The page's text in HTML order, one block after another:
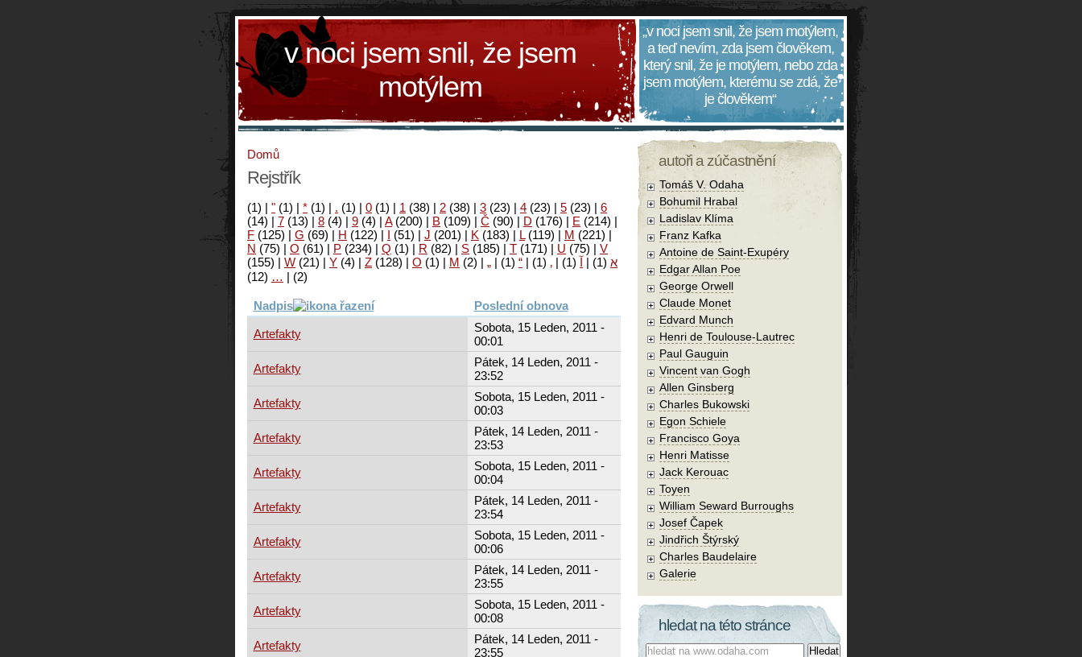
v noci jsem snil, že jsem
motýlem
„v noci jsem snil, že jsem motýlem,
a teď nevím, zda jsem člověkem,
který snil, že je motýlem, nebo zda
jsem motýlem, kterému se zdá, že
je člověkem“
Domů
Rejstřík
(1) | " (1) | * (1) | . (1) | 0 (1) | 1 (38) | 2 (38) | 3 (23) | 4 (23) | 5 (23) | 6
(14) | 7 (13) | 8 (4) | 9 (4) | A(200) | B (109) | Č (90) | D (176) | E (214) |
F (125) | G (69) | H (122) | I (51) | J (201) | K (183) | L(119) | M (221) |
N (75) | O (61) | P (234) | Q (1) | R (82) | S (185) | T (171) | U (75) | V
(155) | W (21) | Y (4) | Z (128) | Ο (1) | М (2) | א (1)
| آ (1)
|
‚
(1)
|
“
(1)
|
„
(2)
|
…
(12)
Nadpis Poslední obnova
Artefakty
Sobota, 15 Leden, 2011 -
00:01
Artefakty
Pátek, 14 Leden, 2011 -
23:52
Artefakty
Sobota, 15 Leden, 2011 -
00:03
Artefakty
Pátek, 14 Leden, 2011 -
23:53
Artefakty
Sobota, 15 Leden, 2011 -
00:04
Artefakty
Pátek, 14 Leden, 2011 -
23:54
Artefakty
Sobota, 15 Leden, 2011 -
00:06
Artefakty
Pátek, 14 Leden, 2011 -
23:55
Artefakty
Sobota, 15 Leden, 2011 -
00:08
Artefakty
Pátek, 14 Leden, 2011 -
23:55
autoři a zúčastnění
Tomáš V. Odaha
Bohumil Hrabal
Ladislav Klíma
Franz Kafka
Antoine de Saint-Exupéry
Edgar Allan Poe
George Orwell
Claude Monet
Edvard Munch
Henri de Toulouse-Lautrec
Paul Gauguin
Vincent van Gogh
Allen Ginsberg
Charles Bukowski
Egon Schiele
Francisco Goya
Henri Matisse
Jack Kerouac
Toyen
William Seward Burroughs
Josef Čapek
Jindřich Štýrský
Charles Baudelaire
Galerie
hledat na této stránce
Co hledat: